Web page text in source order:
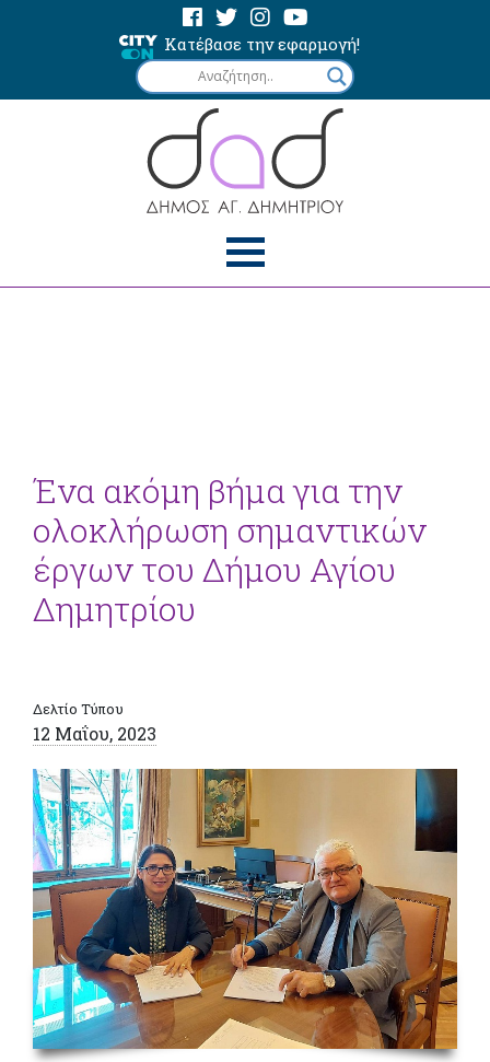
Κατέβασε την εφαρμογή!
Ένα ακόμη βήμα για την
ολοκλήρωση σημαντικών
έργων του Δήμου Αγίου
Δημητρίου
Δελτίο Τύπου
12 Μαΐου, 2023